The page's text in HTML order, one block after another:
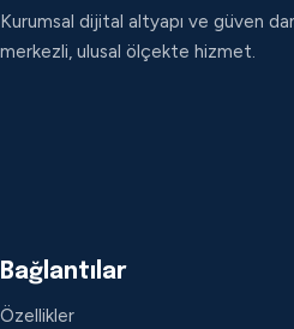
Kurumsal dijital altyapı ve güven
merkezli, ulusal ölçekte hizmet.
Bağlantılar
Özellikler